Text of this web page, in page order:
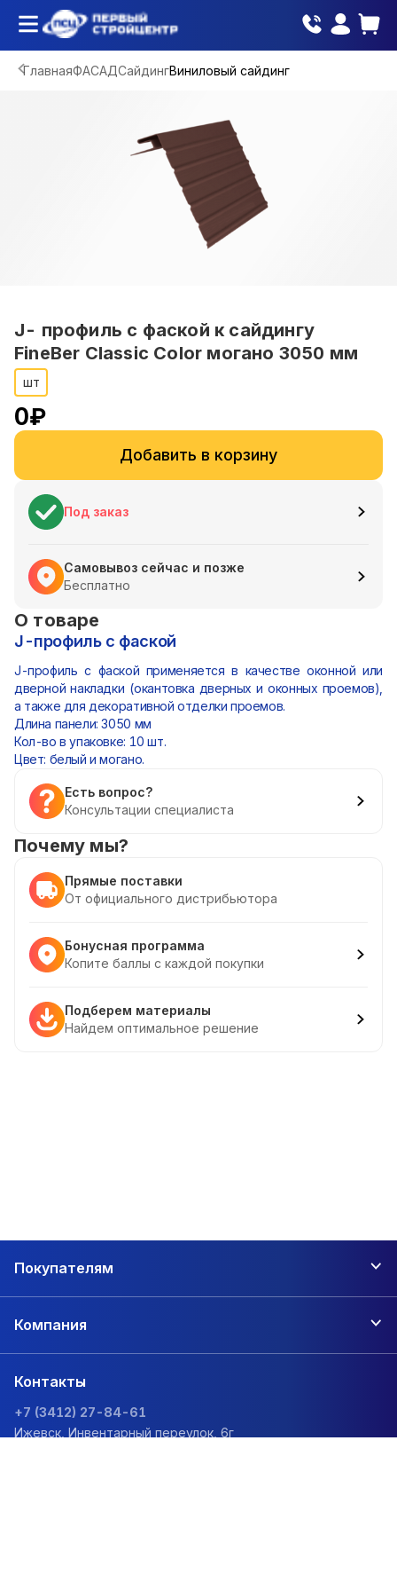
ГлавнаяФАСАДСайдингВиниловый сайдинг
J- профиль с фаской к сайдингу
FineBer Classic Color могано 3050 мм
шт
0₽
Добавить в корзину
Под заказ
Самовывоз сейчас и позже
Бесплатно
О товаре
J-профиль с фаской
J-профиль с фаской применяется в качестве оконной или
дверной накладки (окантовка дверных и оконных проемов),
а также для декоративной отделки проемов.
Длина панели: 3050 мм
Кол-во в упаковке: 10 шт.
Цвет: белый и могано.
Есть вопрос?
Консультации специалиста
Почему мы?
Прямые поставки
От официального дистрибьютора
Бонусная программа
Копите баллы с каждой покупки
Подберем материалы
Найдем оптимальное решение
Покупателям
Компания
Контакты
+7 (3412) 27-84-61
Ижевск, Инвентарный переулок, 6г